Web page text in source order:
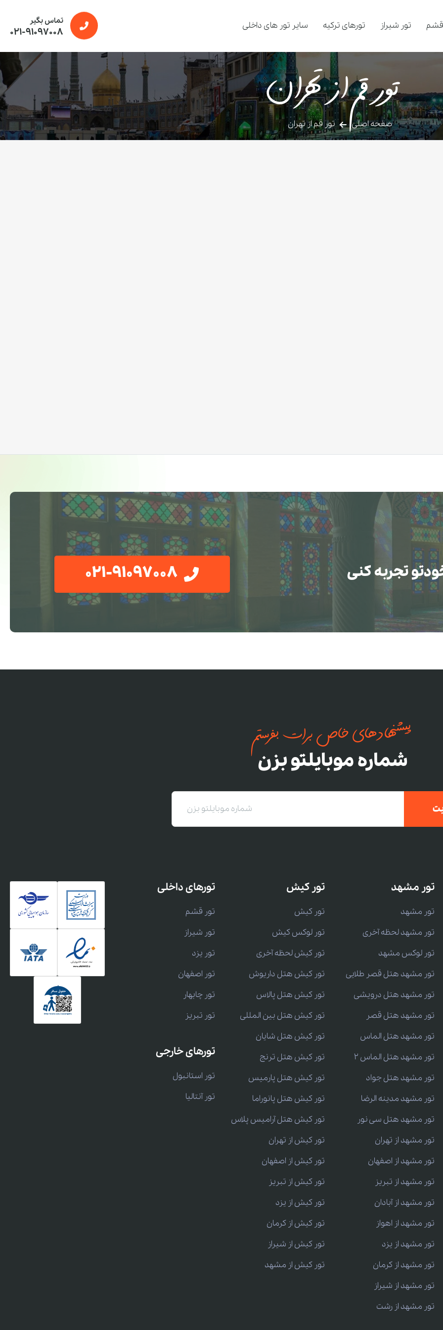
قشم تور شیراز تورهای ترکیه سایر تور های داخلی تماس بگیر
021-91097008
تور قم از تهران
صفحه اصلی تور قم از تهران
تجربه کنی 021-91097008
پیشنهادهای خاص برات بفرستم
شماره موبایلتو بزن
تور مشهد
تور مشهد
تور مشهد لحظه آخری
تور لوکس مشهد
تور مشهد هتل قصر طلایی
تور مشهد هتل درویشی
تور مشهد هتل قصر
تور مشهد هتل الماس
تور مشهد هتل الماس 2
تور مشهد هتل جواد
تور مشهد مدینه الرضا
تور مشهد هتل سی نور
تور مشهد از تهران
تور مشهد از اصفهان
تور مشهد از تبریز
تور مشهد از آبادان
تور مشهد از اهواز
تور مشهد از یزد
تور مشهد از کرمان
تور مشهد از شیراز
تور مشهد از رشت
تور کیش
تور کیش
تور لوکس کیش
تور کیش لحظه آخری
تور کیش هتل داریوش
تور کیش هتل پالاس
تور کیش هتل بین المللی
تور کیش هتل شایان
تور کیش هتل ترنج
تور کیش هتل پارمیس
تور کیش هتل پانوراما
تور کیش هتل آرامیس پلاس
تور کیش از تهران
تور کیش از اصفهان
تور کیش از تبریز
تور کیش از یزد
تور کیش از کرمان
تور کیش از شیراز
تور کیش از مشهد
تورهای داخلی
تور قشم
تور شیراز
تور یزد
تور اصفهان
تور چابهار
تور تبریز
تورهای خارجی
تور استانبول
تور آنتالیا